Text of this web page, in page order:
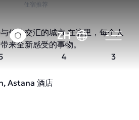
ZH
住宿推荐
传统交汇的城市 在这里，每个人
来全新感受的事物。
4
3